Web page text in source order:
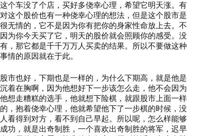
这个车没了个店，买好多侥幸心理，希望它明天涨。有
对这个股价也有一种侥幸心理的想法，但是这个股市是
很无情的，它不是因为你有把你的身家性命放上去。不
因为你今天买了它，明天的股价就会照顾你的感受。没
有，那它都是千千万万人买卖的结果。所以不要做这种
事情的原因就在于此。
股市也好，下期也是一样的，为什么下期高，就是他是
沉着在胸啊，因为他想好下一步该怎么走，他不会因为
他想走糟糕的选手，他就想下险棋，就跟股市上面一样
的，抱着侥幸心理，他就希望他下了一步棋的时候，没
人看得到对方，看不到自己早起。所以呢，怎么样能够
成功，就是出奇制胜，一个喜欢出奇制胜的将军，迟早